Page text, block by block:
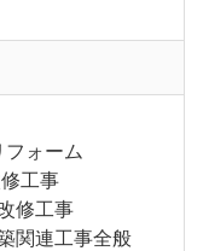
フォーム
工事
修工事
関連工事全般